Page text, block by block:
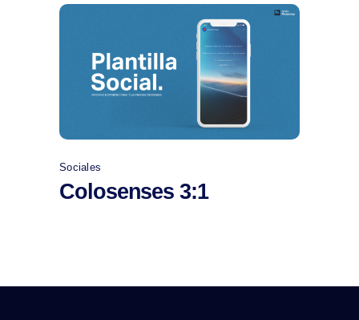
Comprar
Sociales
Colosenses 3:1